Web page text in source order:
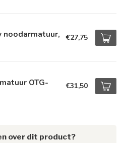
€27,75
OTG- €31,50
over dit product?